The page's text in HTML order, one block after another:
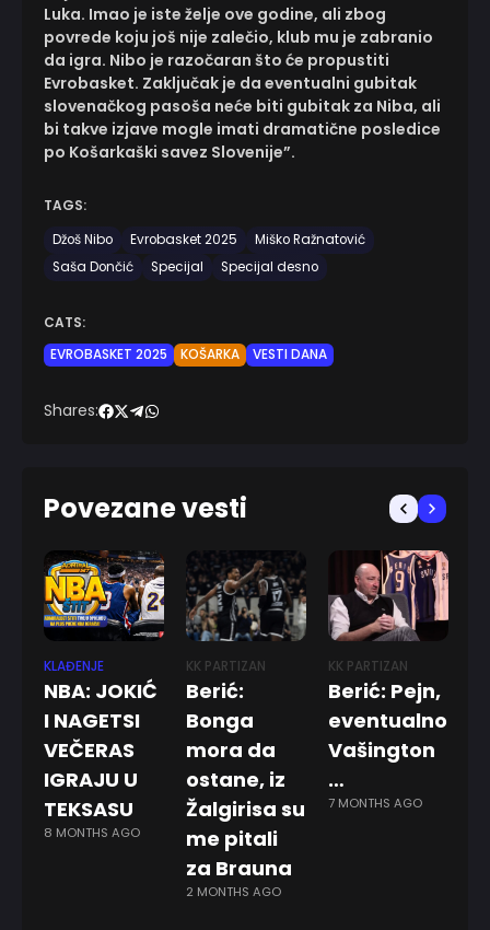
Luka. Imao je iste želje ove godine, ali zbog
povrede koju još nije zalečio, klub mu je zabranio
da igra. Nibo je razočaran što će propustiti
Evrobasket. Zaključak je da eventualni gubitak
slovenačkog pasoša neće biti gubitak za Niba, ali
bi takve izjave mogle imati dramatične posledice
po Košarkaški savez Slovenije”.
TAGS:
Džoš Nibo
Evrobasket 2025
Miško Ražnatović
Saša Dončić
Specijal Specijal desno
CATS:
EVROBASKET 2025
KOŠARKA VESTI DANA
Shares:
Povezane vesti
KLAĐENJE
NBA: JOKIĆ
I NAGETSI
VEČERAS
IGRAJU U
TEKSASU
8 MONTHS AGO
KK PARTIZAN
Berić:
Bonga
mora da
ostane, iz
Žalgirisa su
me pitali
za Brauna
2 MONTHS AGO
KK PARTIZAN
Berić: Pejn,
eventualno
Vašington
…
7 MONTHS AGO